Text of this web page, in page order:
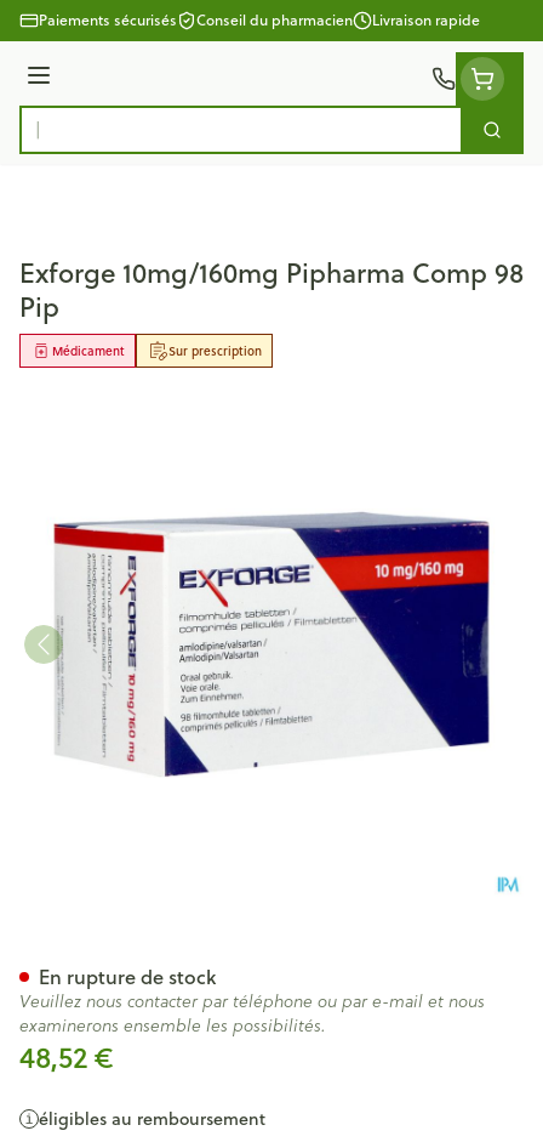
Aller au contenu
Paiements sécurisés Conseil du pharmacien Livraison rapide
Menu
Rechercher
Exforge 10mg/160mg Pipharma Comp 98
Pip
Sur prescription
Médicament
48,52 €
éligibles au remboursement
En rupture de stock
Veuillez nous contacter par téléphone ou par e-mail et nous
examinerons ensemble les possibilités.